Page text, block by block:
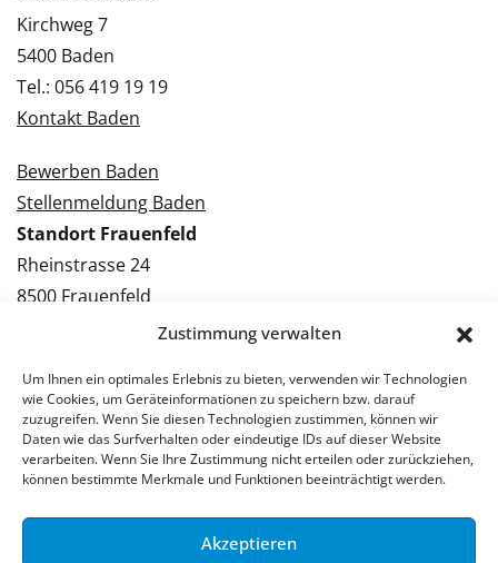
Zustimmung verwalten
Um Ihnen ein optimales Erlebnis zu bieten, verwenden wir Technologien
wie Cookies, um Geräteinformationen zu speichern bzw. darauf
zuzugreifen. Wenn Sie diesen Technologien zustimmen, können wir
Daten wie das Surfverhalten oder eindeutige IDs auf dieser Website
verarbeiten. Wenn Sie Ihre Zustimmung nicht erteilen oder zurückziehen,
können bestimmte Merkmale und Funktionen beeinträchtigt werden.
Akzeptieren
Kirchweg 7
5400 Baden
Tel.: 056 419 19 19
Kontakt Baden
Bewerben Baden
Stellenmeldung Baden
Standort Frauenfeld
Rheinstrasse 24
8500 Frauenfeld
Tel.: 052 224 09 09
Bewerben Frauenfeld
Stellenmeldung Frauenfeld
© 2026 Stellenpartner AG